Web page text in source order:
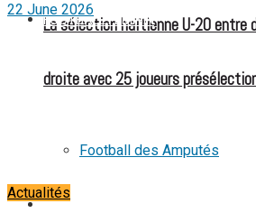
La sélection haïtienne U-20 entre
droite avec 25 joueurs
Football des Amputés
FOOTBALL FÉMININ
FOOTBALL FÉMININ
22 June 2026
Actualités